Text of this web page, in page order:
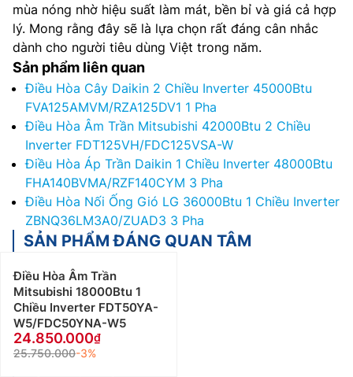
mùa nóng nhờ hiệu suất làm mát, bền bỉ và giá cả hợp
lý. Mong rằng đây sẽ là lựa chọn rất đáng cân nhắc
dành cho người tiêu dùng Việt trong năm.
Sản phẩm liên quan
Điều Hòa Cây Daikin 2 Chiều Inverter 45000Btu
FVA125AMVM/RZA125DV1 1 Pha
Điều Hòa Âm Trần Mitsubishi 42000Btu 2 Chiều
Inverter FDT125VH/FDC125VSA-W
Điều Hòa Áp Trần Daikin 1 Chiều Inverter 48000Btu
FHA140BVMA/RZF140CYM 3 Pha
Điều Hòa Nối Ống Gió LG 36000Btu 1 Chiều Inverter
ZBNQ36LM3A0/ZUAD3 3 Pha
SẢN PHẨM ĐÁNG QUAN TÂM
Điều Hòa Âm Trần
Mitsubishi 18000Btu 1
Chiều Inverter FDT50YA-
W5/FDC50YNA-W5
24.850.000
25.750.000-3%